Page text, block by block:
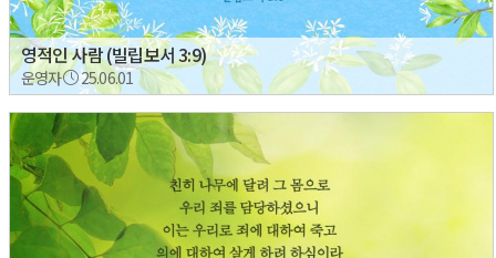
영적인 사람 (빌립보서 3:9)
운영자 25.06.01